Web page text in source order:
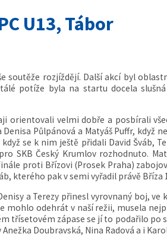
U13, Tábor
soutěže rozjíždějí. Další akcí byl
potíže byla na startu docela
orientovali velmi dobře a posbírali
Půlpánová a Matyáš Puffr, když
se k nim ještě přidali David Šváb,
SKB Český Krumlov rozhodnuto.
proti Břízovi (Prosek Praha)
kterého pak v semi vyřadil právě Bříza
a Terezy přinesl vyrovnaný boj, ve
mohlo odehrát v naší režii, musela
třísetovém zápase se jí to podařilo po
Doubravská, Nina Radová a i